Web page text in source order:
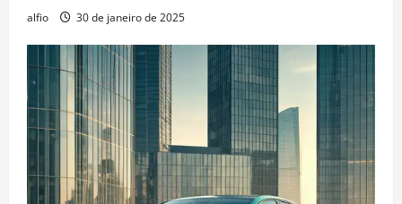
alfio 30 de janeiro de 2025